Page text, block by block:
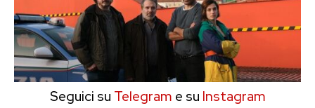
Seguici su Telegram e su Instagram